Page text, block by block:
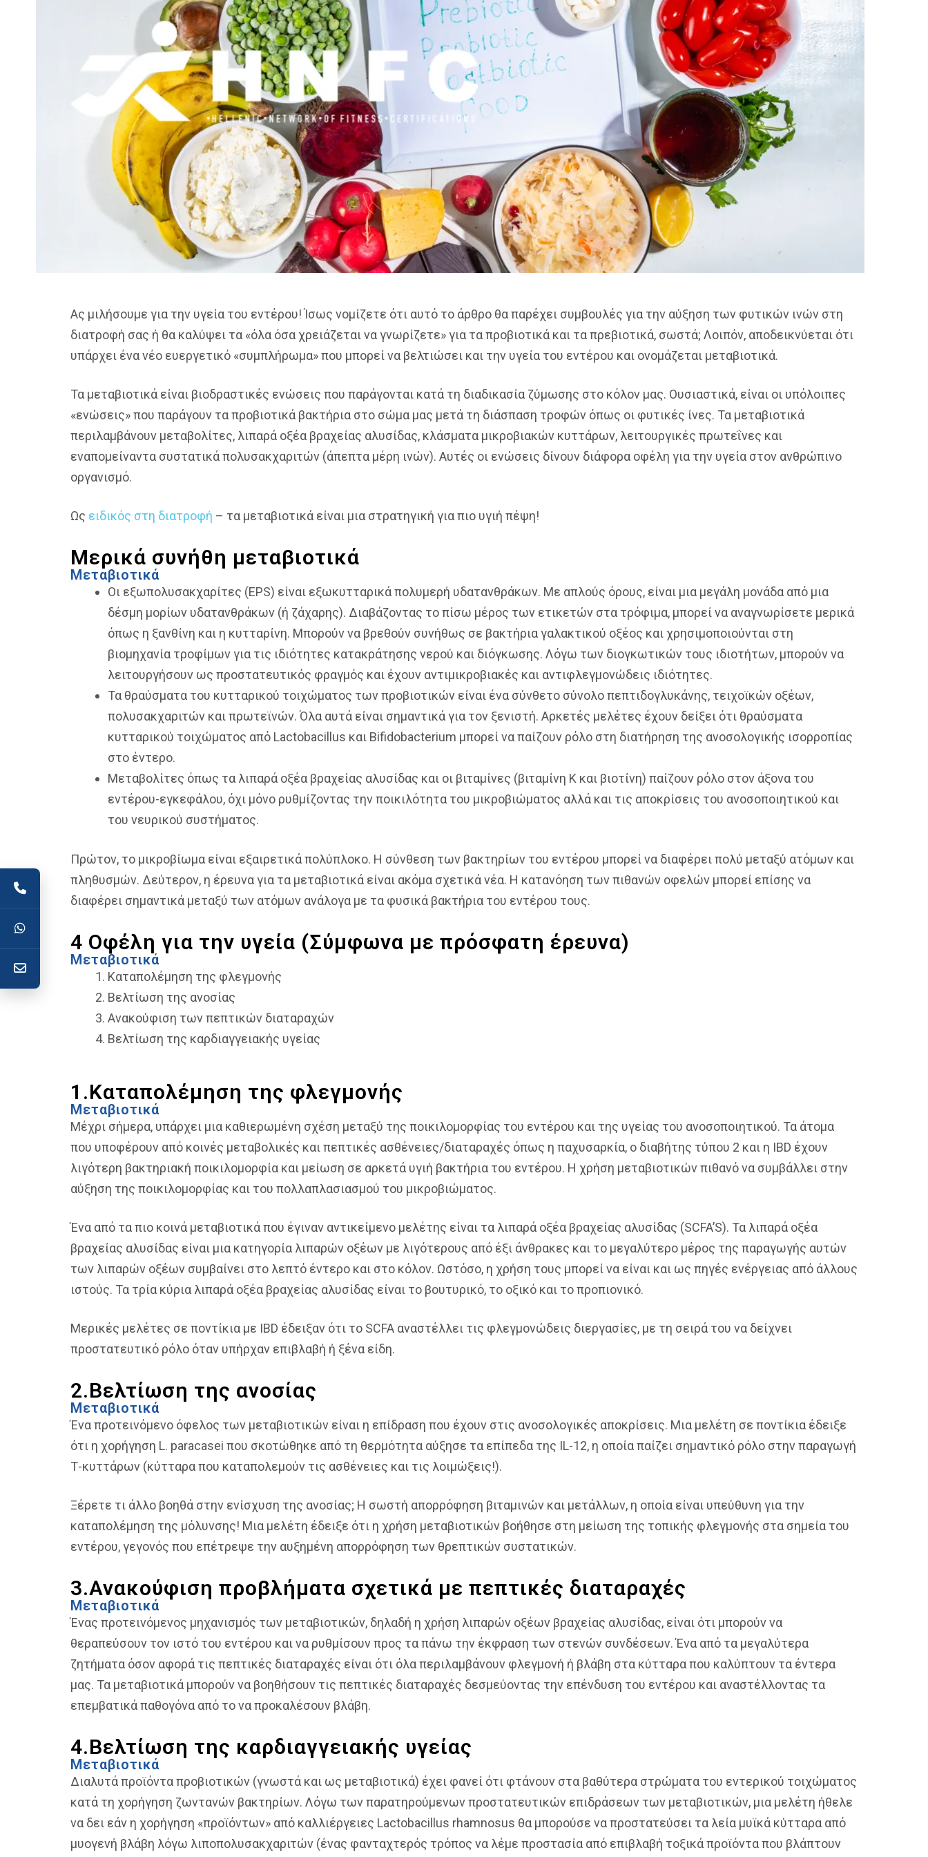
Ας μιλήσουμε για την υγεία του εντέρου! Ίσως νομίζετε ότι αυτό το άρθρο θα παρέχει συμβουλές για την αύξηση των φυτικών ινών στη
διατροφή σας ή θα καλύψει τα «όλα όσα χρειάζεται να γνωρίζετε» για τα προβιοτικά και τα πρεβιοτικά, σωστά; Λοιπόν, αποδεικνύεται ότι
υπάρχει ένα νέο ευεργετικό «συμπλήρωμα» που μπορεί να βελτιώσει και την υγεία του εντέρου και ονομάζεται μεταβιοτικά.
Τα μεταβιοτικά είναι βιοδραστικές ενώσεις που παράγονται κατά τη διαδικασία ζύμωσης στο κόλον μας. Ουσιαστικά, είναι οι υπόλοιπες
«ενώσεις» που παράγουν τα προβιοτικά βακτήρια στο σώμα μας μετά τη διάσπαση τροφών όπως οι φυτικές ίνες. Τα μεταβιοτικά
περιλαμβάνουν μεταβολίτες, λιπαρά οξέα βραχείας αλυσίδας, κλάσματα μικροβιακών κυττάρων, λειτουργικές πρωτεΐνες και
εναπομείναντα συστατικά πολυσακχαριτών (άπεπτα μέρη ινών). Αυτές οι ενώσεις δίνουν διάφορα οφέλη για την υγεία στον ανθρώπινο
οργανισμό.
Ως ειδικός στη διατροφή – τα μεταβιοτικά είναι μια στρατηγική για πιο υγιή πέψη!
Μερικά συνήθη μεταβιοτικά
Μεταβιοτικά
Οι εξωπολυσακχαρίτες (EPS) είναι εξωκυτταρικά πολυμερή υδατανθράκων. Με απλούς όρους, είναι μια μεγάλη μονάδα από μια
δέσμη μορίων υδατανθράκων (ή ζάχαρης). Διαβάζοντας το πίσω μέρος των ετικετών στα τρόφιμα, μπορεί να αναγνωρίσετε μερικά
όπως η ξανθίνη και η κυτταρίνη. Μπορούν να βρεθούν συνήθως σε βακτήρια γαλακτικού οξέος και χρησιμοποιούνται στη
βιομηχανία τροφίμων για τις ιδιότητες κατακράτησης νερού και διόγκωσης. Λόγω των διογκωτικών τους ιδιοτήτων, μπορούν να
λειτουργήσουν ως προστατευτικός φραγμός και έχουν αντιμικροβιακές και αντιφλεγμονώδεις ιδιότητες.
Τα θραύσματα του κυτταρικού τοιχώματος των προβιοτικών είναι ένα σύνθετο σύνολο πεπτιδογλυκάνης, τειχοϊκών οξέων,
πολυσακχαριτών και πρωτεϊνών. Όλα αυτά είναι σημαντικά για τον ξενιστή. Αρκετές μελέτες έχουν δείξει ότι θραύσματα
κυτταρικού τοιχώματος από Lactobacillus και Bifidobacterium μπορεί να παίζουν ρόλο στη διατήρηση της ανοσολογικής ισορροπίας
στο έντερο.
Μεταβολίτες όπως τα λιπαρά οξέα βραχείας αλυσίδας και οι βιταμίνες (βιταμίνη Κ και βιοτίνη) παίζουν ρόλο στον άξονα του
εντέρου-εγκεφάλου, όχι μόνο ρυθμίζοντας την ποικιλότητα του μικροβιώματος αλλά και τις αποκρίσεις του ανοσοποιητικού και
του νευρικού συστήματος.
Πρώτον, το μικροβίωμα είναι εξαιρετικά πολύπλοκο. Η σύνθεση των βακτηρίων του εντέρου μπορεί να διαφέρει πολύ μεταξύ ατόμων και
πληθυσμών. Δεύτερον, η έρευνα για τα μεταβιοτικά είναι ακόμα σχετικά νέα. Η κατανόηση των πιθανών οφελών μπορεί επίσης να
διαφέρει σημαντικά μεταξύ των ατόμων ανάλογα με τα φυσικά βακτήρια του εντέρου τους.
4 Οφέλη για την υγεία (Σύμφωνα με πρόσφατη έρευνα)
Μεταβιοτικά
Καταπολέμηση της φλεγμονής
Βελτίωση της ανοσίας
Ανακούφιση των πεπτικών διαταραχών
Βελτίωση της καρδιαγγειακής υγείας
1.Καταπολέμηση της φλεγμονής
Μεταβιοτικά
Μέχρι σήμερα, υπάρχει μια καθιερωμένη σχέση μεταξύ της ποικιλομορφίας του εντέρου και της υγείας του ανοσοποιητικού. Τα άτομα
που υποφέρουν από κοινές μεταβολικές και πεπτικές ασθένειες/διαταραχές όπως η παχυσαρκία, ο διαβήτης τύπου 2 και η IBD έχουν
λιγότερη βακτηριακή ποικιλομορφία και μείωση σε αρκετά υγιή βακτήρια του εντέρου. Η χρήση μεταβιοτικών πιθανό να συμβάλλει στην
αύξηση της ποικιλομορφίας και του πολλαπλασιασμού του μικροβιώματος.
Ένα από τα πιο κοινά μεταβιοτικά που έγιναν αντικείμενο μελέτης είναι τα λιπαρά οξέα βραχείας αλυσίδας (SCFA’S). Τα λιπαρά οξέα
βραχείας αλυσίδας είναι μια κατηγορία λιπαρών οξέων με λιγότερους από έξι άνθρακες και το μεγαλύτερο μέρος της παραγωγής αυτών
των λιπαρών οξέων συμβαίνει στο λεπτό έντερο και στο κόλον. Ωστόσο, η χρήση τους μπορεί να είναι και ως πηγές ενέργειας από άλλους
ιστούς. Τα τρία κύρια λιπαρά οξέα βραχείας αλυσίδας είναι το βουτυρικό, το οξικό και το προπιονικό.
Μερικές μελέτες σε ποντίκια με IBD έδειξαν ότι το SCFA αναστέλλει τις φλεγμονώδεις διεργασίες, με τη σειρά του να δείχνει
προστατευτικό ρόλο όταν υπήρχαν επιβλαβή ή ξένα είδη.
2.Βελτίωση της ανοσίας
Μεταβιοτικά
Ένα προτεινόμενο όφελος των μεταβιοτικών είναι η επίδραση που έχουν στις ανοσολογικές αποκρίσεις. Μια μελέτη σε ποντίκια έδειξε
ότι η χορήγηση L. paracasei που σκοτώθηκε από τη θερμότητα αύξησε τα επίπεδα της IL-12, η οποία παίζει σημαντικό ρόλο στην παραγωγή
Τ-κυττάρων (κύτταρα που καταπολεμούν τις ασθένειες και τις λοιμώξεις!).
Ξέρετε τι άλλο βοηθά στην ενίσχυση της ανοσίας; Η σωστή απορρόφηση βιταμινών και μετάλλων, η οποία είναι υπεύθυνη για την
καταπολέμηση της μόλυνσης! Μια μελέτη έδειξε ότι η χρήση μεταβιοτικών βοήθησε στη μείωση της τοπικής φλεγμονής στα σημεία του
εντέρου, γεγονός που επέτρεψε την αυξημένη απορρόφηση των θρεπτικών συστατικών.
3.Ανακούφιση προβλήματα σχετικά με πεπτικές διαταραχές
Μεταβιοτικά
Ένας προτεινόμενος μηχανισμός των μεταβιοτικών, δηλαδή η χρήση λιπαρών οξέων βραχείας αλυσίδας, είναι ότι μπορούν να
θεραπεύσουν τον ιστό του εντέρου και να ρυθμίσουν προς τα πάνω την έκφραση των στενών συνδέσεων. Ένα από τα μεγαλύτερα
ζητήματα όσον αφορά τις πεπτικές διαταραχές είναι ότι όλα περιλαμβάνουν φλεγμονή ή βλάβη στα κύτταρα που καλύπτουν τα έντερα
μας. Τα μεταβιοτικά μπορούν να βοηθήσουν τις πεπτικές διαταραχές δεσμεύοντας την επένδυση του εντέρου και αναστέλλοντας τα
επεμβατικά παθογόνα από το να προκαλέσουν βλάβη.
4.Βελτίωση της καρδιαγγειακής υγείας
Μεταβιοτικά
Διαλυτά προϊόντα προβιοτικών (γνωστά και ως μεταβιοτικά) έχει φανεί ότι φτάνουν στα βαθύτερα στρώματα του εντερικού τοιχώματος
κατά τη χορήγηση ζωντανών βακτηρίων. Λόγω των παρατηρούμενων προστατευτικών επιδράσεων των μεταβιοτικών, μια μελέτη ήθελε
να δει εάν η χορήγηση «προϊόντων» από καλλιέργειες Lactobacillus rhamnosus θα μπορούσε να προστατεύσει τα λεία μυϊκά κύτταρα από
μυογενή βλάβη λόγω λιποπολυσακχαριτών (ένας φανταχτερός τρόπος να λέμε προστασία από επιβλαβή τοξικά προϊόντα που βλάπτουν